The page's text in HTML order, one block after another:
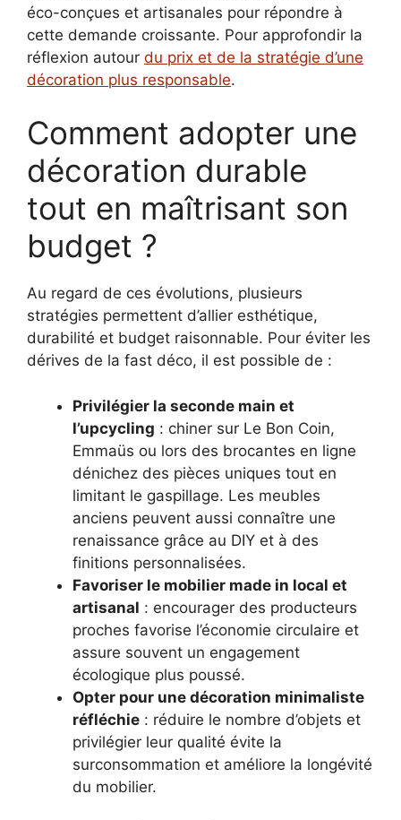
éco-conçues et artisanales pour répondre à
cette demande croissante. Pour approfondir la
réflexion autour du prix et de la stratégie d’une
décoration plus responsable.
Comment adopter une
décoration durable
tout en maîtrisant son
budget ?
Au regard de ces évolutions, plusieurs
stratégies permettent d’allier esthétique,
durabilité et budget raisonnable. Pour éviter les
dérives de la fast déco, il est possible de :
Privilégier la seconde main et
l’upcycling : chiner sur Le Bon Coin,
Emmaüs ou lors des brocantes en ligne
dénichez des pièces uniques tout en
limitant le gaspillage. Les meubles
anciens peuvent aussi connaître une
renaissance grâce au DIY et à des
finitions personnalisées.
Favoriser le mobilier made in local et
artisanal : encourager des producteurs
proches favorise l’économie circulaire et
assure souvent un engagement
écologique plus poussé.
Opter pour une décoration minimaliste
réfléchie : réduire le nombre d’objets et
privilégier leur qualité évite la
surconsommation et améliore la longévité
du mobilier.